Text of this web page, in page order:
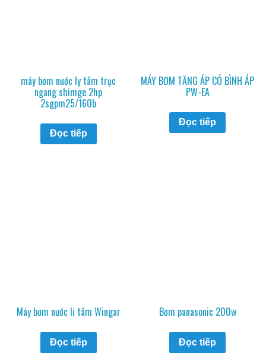
máy bơm nước ly tâm trục
ngang shimge 2hp
2sgpm25/160b
Đọc tiếp
MÁY BƠM TĂNG ÁP CÓ BÌNH ÁP
PW-EA
Đọc tiếp
Máy bơm nước li tâm Wingar
Đọc tiếp
Bơm panasonic 200w
Đọc tiếp